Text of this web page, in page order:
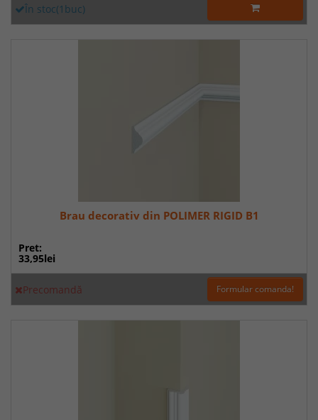
În stoc(1buc)
Brau decorativ din POLIMER RIGID B1
Pret:
33,95lei
Precomandă Formular comanda!